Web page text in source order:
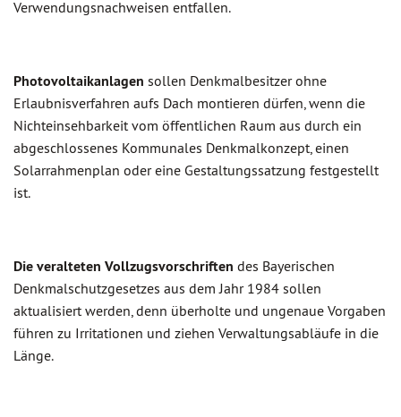
Verwendungsnachweisen entfallen.
Photovoltaikanlagen sollen Denkmalbesitzer ohne
Erlaubnisverfahren aufs Dach montieren dürfen, wenn die
Nichteinsehbarkeit vom öffentlichen Raum aus durch ein
abgeschlossenes Kommunales Denkmalkonzept, einen
Solarrahmenplan oder eine Gestaltungssatzung festgestellt
ist.
Die veralteten Vollzugsvorschriften des Bayerischen
Denkmalschutzgesetzes aus dem Jahr 1984 sollen
aktualisiert werden, denn überholte und ungenaue Vorgaben
führen zu Irritationen und ziehen Verwaltungsabläufe in die
Länge.